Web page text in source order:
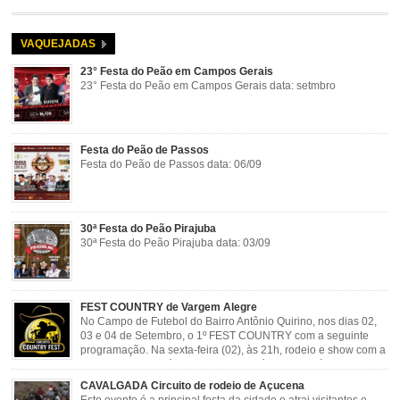
VAQUEJADAS
23° Festa do Peão em Campos Gerais
23° Festa do Peão em Campos Gerais data: setmbro
Festa do Peão de Passos
Festa do Peão de Passos data: 06/09
30ª Festa do Peão Pirajuba
30ª Festa do Peão Pirajuba data: 03/09
FEST COUNTRY de Vargem Alegre
No Campo de Futebol do Bairro Antônio Quirino, nos dias 02,
03 e 04 de Setembro, o 1º FEST COUNTRY com a seguinte
programação. Na sexta-feira (02), às 21h, rodeio e show com a
rodeio e shows com o Trio Pé de Cedro e o Trio […]
CAVALGADA Circuito de rodeio de Açucena